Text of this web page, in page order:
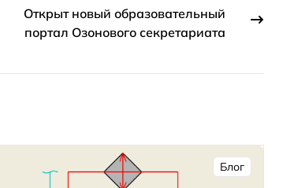
Открыт новый образовательный
портал Озонового секретариата
Блог